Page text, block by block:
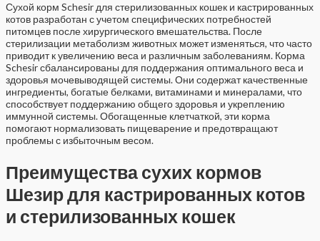
Сухой корм Schesir для стерилизованных кошек и кастрированных
котов разработан с учетом специфических потребностей
питомцев после хирургического вмешательства. После
стерилизации метаболизм животных может изменяться, что часто
приводит к увеличению веса и различным заболеваниям. Корма
Schesir сбалансированы для поддержания оптимального веса и
здоровья мочевыводящей системы. Они содержат качественные
ингредиенты, богатые белками, витаминами и минералами, что
способствует поддержанию общего здоровья и укреплению
иммунной системы. Обогащенные клетчаткой, эти корма
помогают нормализовать пищеварение и предотвращают
проблемы с избыточным весом.
Преимущества сухих кормов
Шезир для кастрированных котов
и стерилизованных кошек